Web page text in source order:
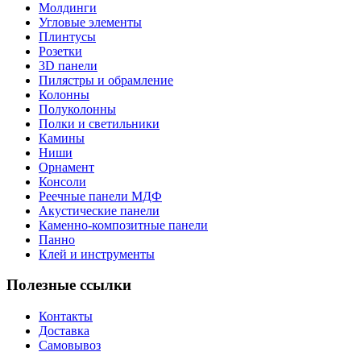
Молдинги
Угловые элементы
Плинтусы
Розетки
3D панели
Пилястры и обрамление
Колонны
Полуколонны
Полки и светильники
Камины
Ниши
Орнамент
Консоли
Реечные панели МДФ
Акустические панели
Каменно-композитные панели
Панно
Клей и инструменты
Полезные ссылки
Контакты
Доставка
Самовывоз